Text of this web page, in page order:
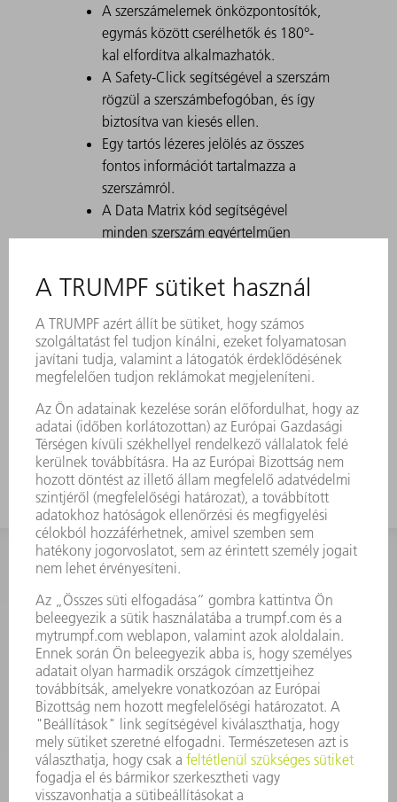
A szerszámelemek önközpontosítók,
egymás között cserélhetők és 180°-
kal elfordítva alkalmazhatók.
A Safety-Click segítségével a szerszám
rögzül a szerszámbefogóban, és így
biztosítva van kiesés ellen.
Egy tartós lézeres jelölés az összes
fontos információt tartalmazza a
szerszámról.
A Data Matrix kód segítségével
minden szerszám egyértelműen
A megmunkálási tartományok lézerrel
edzettek.
Szerszám-módosítások kérésre
kaphatók.
FEV-vel való korcoláshoz is alkalmas
Magas dobozokhoz használja a nagy
munkamagassággal rendelkező
szerszámot
KAPCSOLAT
Szerszám
3628576045
08.00 - 16.30
szerszam@hu.trumpf.com
KAPCSOLAT
Alkatrész
3628576035
08.00 - 16.30
alkatresz@hu.trumpf.com